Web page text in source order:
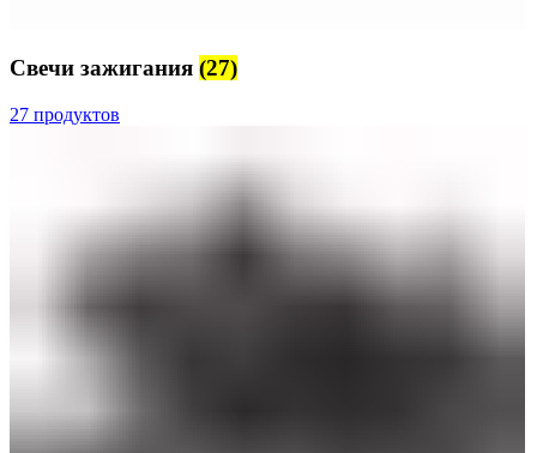
Свечи зажигания (27)
27 продуктов